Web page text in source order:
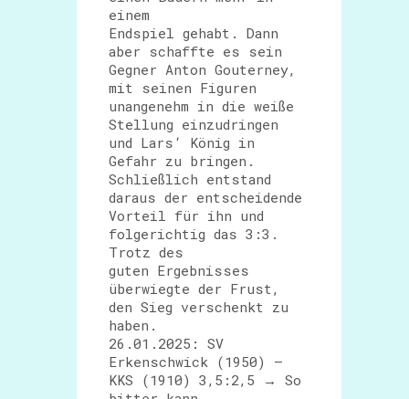
einem
Endspiel gehabt. Dann
aber schaffte es sein
Gegner Anton Gouterney,
mit seinen Figuren
unangenehm in die weiße
Stellung einzudringen
und Lars‘ König in
Gefahr zu bringen.
Schließlich entstand
daraus der entscheidende
Vorteil für ihn und
folgerichtig das 3:3.
Trotz des
guten Ergebnisses
überwiegte der Frust,
den Sieg verschenkt zu
haben.
26.01.2025: SV
Erkenschwick (1950) –
KKS (1910) 3,5:2,5 → So